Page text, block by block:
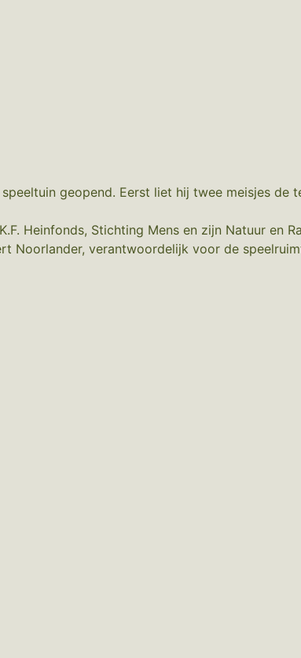
geopend. Eerst liet hij twee meisjes de
Heinfonds, Stichting Mens en zijn Natuur en
Noorlander, verantwoordelijk voor de